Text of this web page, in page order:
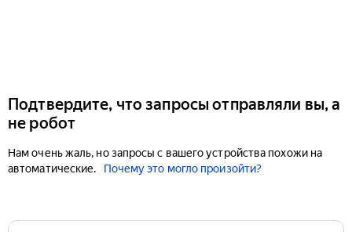
Подтвердите, что запросы отправляли вы, а
не робот
Нам очень жаль, но запросы с вашего устройства похожи на
автоматические.
Почему это могло произойти?